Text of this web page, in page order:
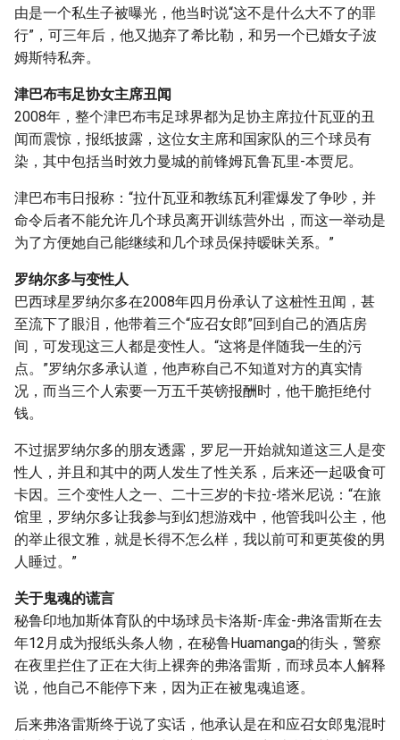
由是一个私生子被曝光，他当时说“这不是什么大不了的罪
行”，可三年后，他又抛弃了希比勒，和另一个已婚女子波
姆斯特私奔。
津巴布韦足协女主席丑闻
2008年，整个津巴布韦足球界都为足协主席拉什瓦亚的丑
闻而震惊，报纸披露，这位女主席和国家队的三个球员有
染，其中包括当时效力曼城的前锋姆瓦鲁瓦里-本贾尼。
津巴布韦日报称：“拉什瓦亚和教练瓦利霍爆发了争吵，并
命令后者不能允许几个球员离开训练营外出，而这一举动是
为了方便她自己能继续和几个球员保持暧昧关系。”
罗纳尔多与变性人
巴西球星罗纳尔多在2008年四月份承认了这桩性丑闻，甚
至流下了眼泪，他带着三个“应召女郎”回到自己的酒店房
间，可发现这三人都是变性人。“这将是伴随我一生的污
点。”罗纳尔多承认道，他声称自己不知道对方的真实情
况，而当三个人索要一万五千英镑报酬时，他干脆拒绝付
钱。
不过据罗纳尔多的朋友透露，罗尼一开始就知道这三人是变
性人，并且和其中的两人发生了性关系，后来还一起吸食可
卡因。三个变性人之一、二十三岁的卡拉-塔米尼说：“在旅
馆里，罗纳尔多让我参与到幻想游戏中，他管我叫公主，他
的举止很文雅，就是长得不怎么样，我以前可和更英俊的男
人睡过。”
关于鬼魂的谎言
秘鲁印地加斯体育队的中场球员卡洛斯-库金-弗洛雷斯在去
年12月成为报纸头条人物，在秘鲁Huamanga的街头，警察
在夜里拦住了正在大街上裸奔的弗洛雷斯，而球员本人解释
说，他自己不能停下来，因为正在被鬼魂追逐。
后来弗洛雷斯终于说了实话，他承认是在和应召女郎鬼混时